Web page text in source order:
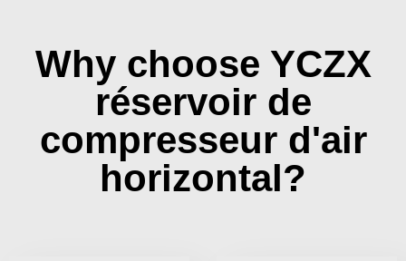
Why choose YCZX
réservoir de
compresseur d'air
horizontal?